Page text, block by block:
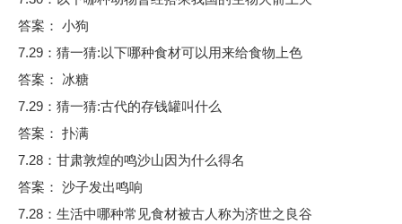
答案： 小狗
7.29：猜一猜:以下哪种食材可以用来给食物上色
答案： 冰糖
7.29：猜一猜:古代的存钱罐叫什么
答案： 扑满
7.28：甘肃敦煌的鸣沙山因为什么得名
答案： 沙子发出鸣响
7.28：生活中哪种常见食材被古人称为济世之良谷